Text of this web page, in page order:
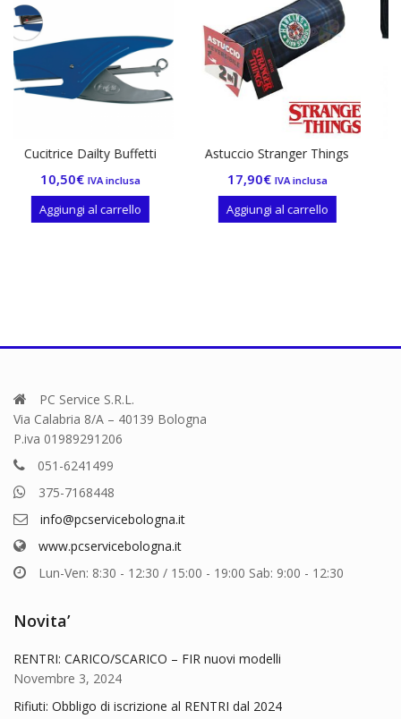
Buffetti
inclusa
carrello
Astuccio Stranger Things
17,90 IVA inclusa
Aggiungi al carrello
Web Cam 720p
29,90
Aggiungi al
PC Service S.R.L.
Via Calabria 8/A – 40139 Bologna
P.iva 01989291206
051-6241499
375-7168448
info@pcservicebologna.it
www.pcservicebologna.it
Lun-Ven: 8:30 - 12:30 / 15:00 - 19:00 Sab: 9:00 - 12:30
Novita’
RENTRI: CARICO/SCARICO – FIR nuovi modelli
Novembre 3, 2024
Rifiuti: Obbligo di iscrizione al RENTRI dal 2024